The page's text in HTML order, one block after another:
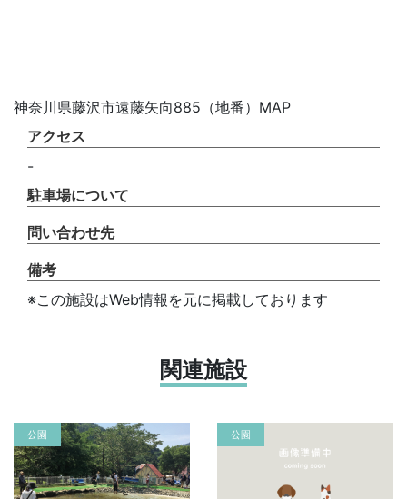
神奈川県藤沢市遠藤矢向885（地番）MAP
アクセス
-
駐車場について
問い合わせ先
備考
※この施設はWeb情報を元に掲載しております
関連施設
公園 公園